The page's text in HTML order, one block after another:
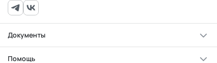
Документы
Помощь